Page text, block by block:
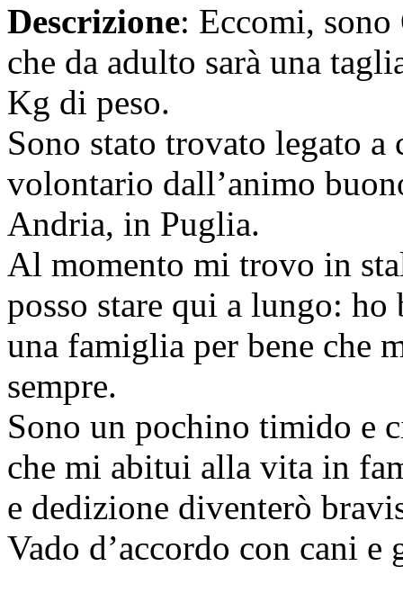
Descrizione: Eccomi,
che da adulto sarà una
Kg di peso.
Sono stato trovato legato a
volontario dall’animo
Andria, in Puglia.
Al momento mi trovo in
posso stare qui a lungo:
una famiglia per bene che
sempre.
Sono un pochino timido e
che mi abitui alla vita in
e dedizione diventerò
Vado d’accordo con cani